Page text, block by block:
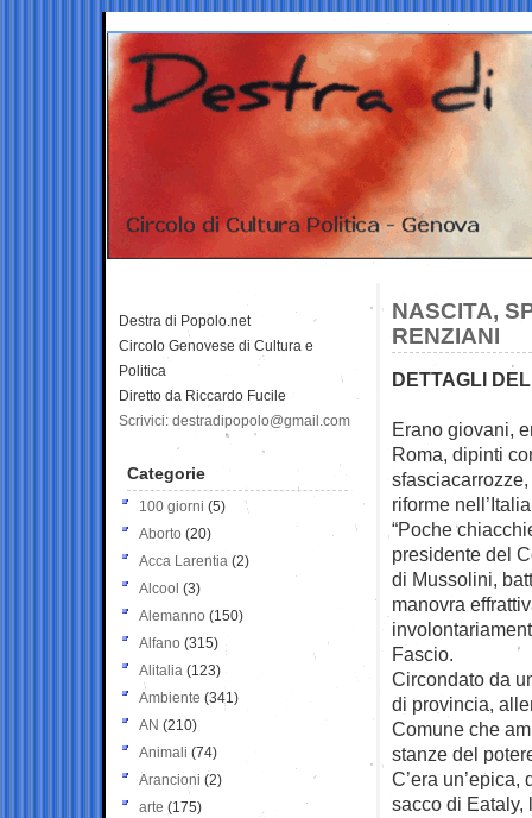
NASCITA,
RENZIANI
DETTAGLI
Erano giovani,
Roma, dipinti
riforme
“Poche
presidente del
di Mussolini,
manovra
Fascio.
Circondato da
di provincia,
Comune che
stanze del
C’era
sacco di Eataly,
Destra di Popolo.net
Circolo Genovese di Cultura e
Politica
Diretto da Riccardo Fucile
Scrivici: destradipopolo@gmail.com
Categorie
100 giorni (5)
Aborto (20)
Acca Larentia (2)
Alcool (3)
Alemanno (150)
Alfano (315)
Alitalia (123)
Ambiente (341)
AN (210)
Animali (74)
Arancioni (2)
arte (175)